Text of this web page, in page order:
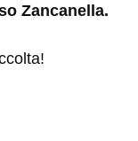
Zancanella.